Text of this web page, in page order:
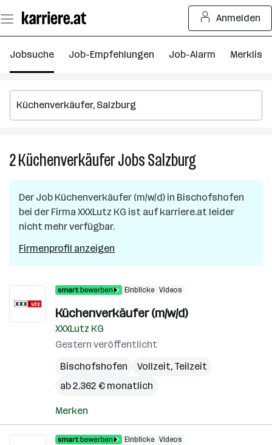
Seiteninhalt
springen
Anmelden
Jobsuche Job-Empfehlungen Job-Alarm Merkliste
2KüchenverkäuferJobsSalzburg2
Küchenverkäufer
in
Salzburg
Der Job Küchenverkäufer (m/w/d) in Bischofshofen
bei der Firma XXXLutz KG ist auf karriere.at leider
nicht mehr verfügbar.
Firmenprofil anzeigen
Einblicke Videos
Küchenverkäufer (m/w/d)
XXXLutz KG
Gestern veröffentlicht
Bischofshofen
Vollzeit, Teilzeit
ab 2.362 € monatlich
Merken
Einblicke Videos